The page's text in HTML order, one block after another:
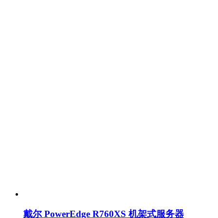
戴尔 PowerEdge R760XS 机架式服务器